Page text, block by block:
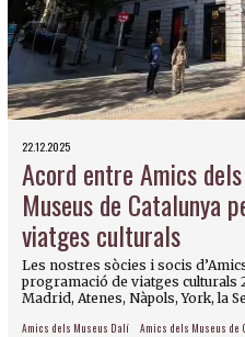
22.12.2025
Acord entre Amics
Museus de Catalunya
viatges culturals
Les nostres sòcies i socis
programació de viatges culturals
Madrid, Atenes, Nàpols, York, la
Amics dels Museus Dalí Amics dels Museus de